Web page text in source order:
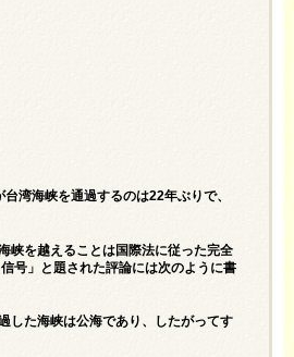
湾海峡を通過するのは22年ぶりで、
峡を越えることは国際法に従った完全
号」と題された評論には次のように書
した海峡は公海であり、したがってす